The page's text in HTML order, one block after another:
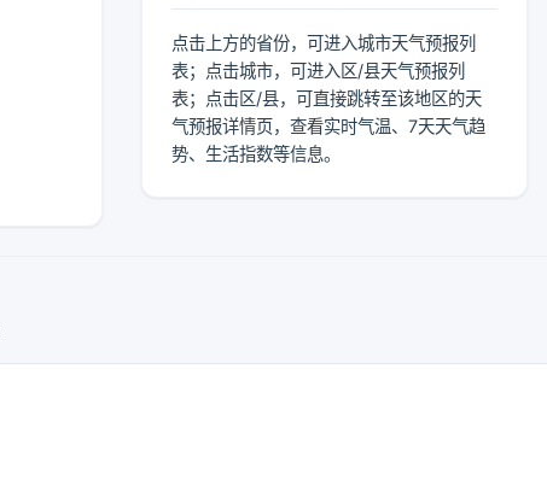
点击上方的省份，可进入城市天气预报列
表；点击城市，可进入区/县天气预报列
表；点击区/县，可直接跳转至该地区的天
气预报详情页，查看实时气温、7天天气趋
势、生活指数等信息。